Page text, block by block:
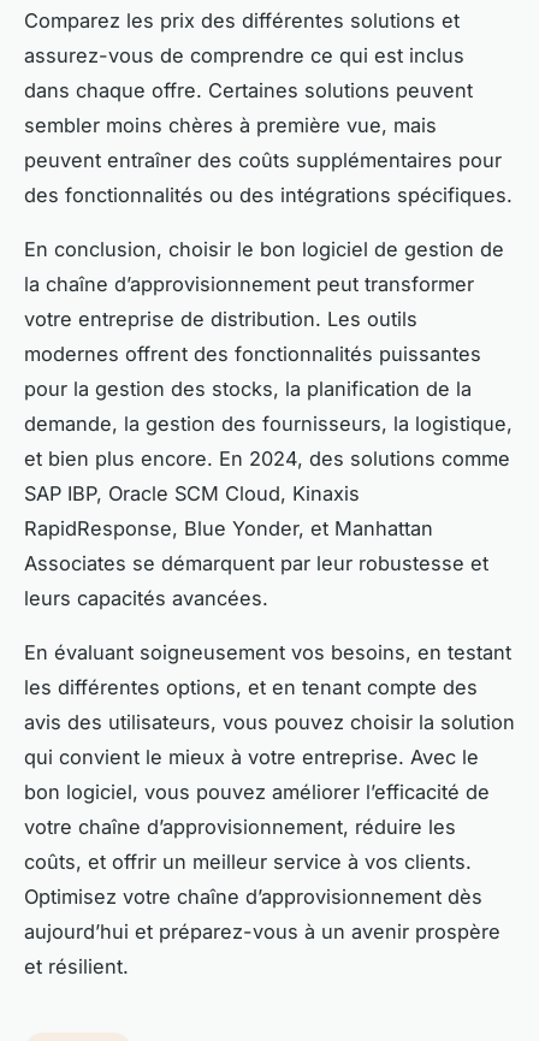
Comparez les prix des différentes solutions et
assurez-vous de comprendre ce qui est inclus
dans chaque offre. Certaines solutions peuvent
sembler moins chères à première vue, mais
peuvent entraîner des coûts supplémentaires pour
des fonctionnalités ou des intégrations spécifiques.
En conclusion, choisir le bon logiciel de gestion de
la chaîne d’approvisionnement peut transformer
votre entreprise de distribution. Les outils
modernes offrent des fonctionnalités puissantes
pour la gestion des stocks, la planification de la
demande, la gestion des fournisseurs, la logistique,
et bien plus encore. En 2024, des solutions comme
SAP IBP, Oracle SCM Cloud, Kinaxis
RapidResponse, Blue Yonder, et Manhattan
Associates se démarquent par leur robustesse et
leurs capacités avancées.
En évaluant soigneusement vos besoins, en testant
les différentes options, et en tenant compte des
avis des utilisateurs, vous pouvez choisir la solution
qui convient le mieux à votre entreprise. Avec le
bon logiciel, vous pouvez améliorer l’efficacité de
votre chaîne d’approvisionnement, réduire les
coûts, et offrir un meilleur service à vos clients.
Optimisez votre chaîne d’approvisionnement dès
aujourd’hui et préparez-vous à un avenir prospère
et résilient.